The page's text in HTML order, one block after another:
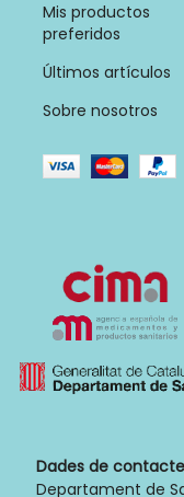
Mis productos
preferidos
Últimos artículos
Sobre nosotros
Dades de
Departament de